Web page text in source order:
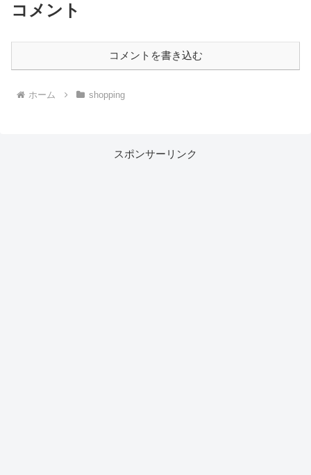
コメント
コメントを書き込む
ホーム shopping
スポンサーリンク